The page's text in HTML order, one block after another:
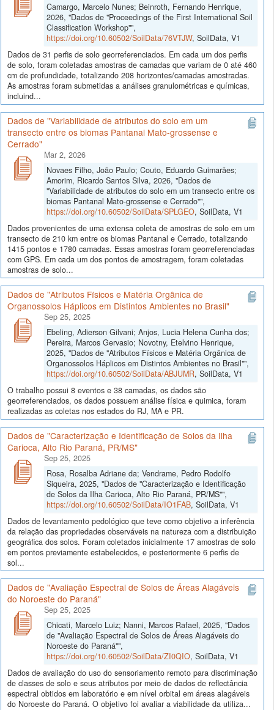
Camargo, Marcelo Nunes; Beinroth, Fernando Henrique,
2026, "Dados de "Proceedings of the First International Soil
Classification Workshop"",
https://doi.org/10.60502/SoilData/76VTJW, SoilData, V1
Dados de 31 perfis de solo georreferenciados. Em cada um dos perfis
de solo, foram coletadas amostras de camadas que variam de 0 até 460
cm de profundidade, totalizando 208 horizontes/camadas amostradas.
As amostras foram submetidas a análises granulométricas e químicas,
incluind...
Dados de "Variabilidade de atributos do solo em um
transecto entre os biomas Pantanal Mato-grossense e
Cerrado"
Mar 2, 2026
Novaes Filho, João Paulo; Couto, Eduardo Guimarães;
Amorim, Ricardo Santos Silva, 2026, "Dados de
"Variabilidade de atributos do solo em um transecto entre os
biomas Pantanal Mato-grossense e Cerrado"",
https://doi.org/10.60502/SoilData/SPLGEO, SoilData, V1
Dados provenientes de uma extensa coleta de amostras de solo em um
transecto de 210 km entre os biomas Pantanal e Cerrado, totalizando
1415 pontos e 1780 camadas. Essas amostras foram georreferenciadas
com GPS. Em cada um dos pontos de amostragem, foram coletadas
amostras de solo...
Dados de "Atributos Físicos e Matéria Orgânica de
Organossolos Háplicos em Distintos Ambientes no Brasil"
Sep 25, 2025
Ebeling, Adierson Gilvani; Anjos, Lucia Helena Cunha dos;
Pereira, Marcos Gervasio; Novotny, Etelvino Henrique,
2025, "Dados de "Atributos Físicos e Matéria Orgânica de
Organossolos Háplicos em Distintos Ambientes no Brasil"",
https://doi.org/10.60502/SoilData/ABJUMR, SoilData, V1
O trabalho possui 8 eventos e 38 camadas, os dados são
georreferenciados, os dados possuem análise física e quimica, foram
realizadas as coletas nos estados do RJ, MA e PR.
Dados de "Caracterização e Identificação de Solos da Ilha
Carioca, Alto Rio Paraná, PR/MS"
Sep 25, 2025
Rosa, Rosalba Adriane da; Vendrame, Pedro Rodolfo
Siqueira, 2025, "Dados de "Caracterização e Identificação
de Solos da Ilha Carioca, Alto Rio Paraná, PR/MS"",
https://doi.org/10.60502/SoilData/IO1FAB, SoilData, V1
Dados de levantamento pedológico que teve como objetivo a inferência
da relação das propriedades observáveis na natureza com a distribuição
geográfica dos solos. Foram coletados inicialmente 17 amostras de solo
em pontos previamente estabelecidos, e posteriormente 6 perfis de
sol...
Dados de "Avaliação Espectral de Solos de Áreas Alagáveis
do Noroeste do Paraná"
Sep 25, 2025
Chicati, Marcelo Luiz; Nanni, Marcos Rafael, 2025, "Dados
de "Avaliação Espectral de Solos de Áreas Alagáveis do
Noroeste do Paraná"",
https://doi.org/10.60502/SoilData/ZI0QIO, SoilData, V1
Dados de avaliação do uso do sensoriamento remoto para discriminação
de classes de solo e seus atributos por meio de dados de reflectância
espectral obtidos em laboratório e em nível orbital em áreas alagáveis
do Noroeste do Paraná. O objetivo foi avaliar a viabilidade da utiliza...